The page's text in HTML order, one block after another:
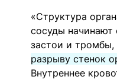
«Структура
сосуды
застои и тромбы,
разрыву стенок
Внутреннее